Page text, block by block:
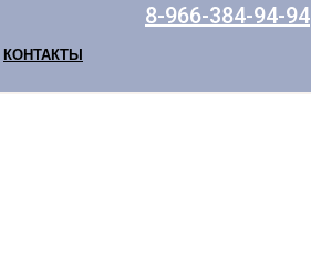
8-966-384-94-94
КОНТАКТЫ